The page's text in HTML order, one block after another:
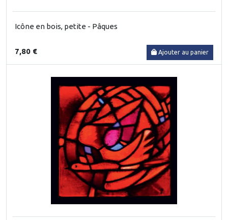
Icône en bois, petite - Pâques
7,80 € Ajouter au panier